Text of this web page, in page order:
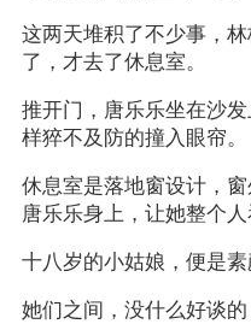
这两天堆积了不少事，
了，才去了休息室。
推开门，唐乐乐坐在沙
样猝不及防的撞入眼帘。
休息室是落地窗设计，
唐乐乐身上，让她整个人
十八岁的小姑娘，便是素
她们之间，没什么好谈的